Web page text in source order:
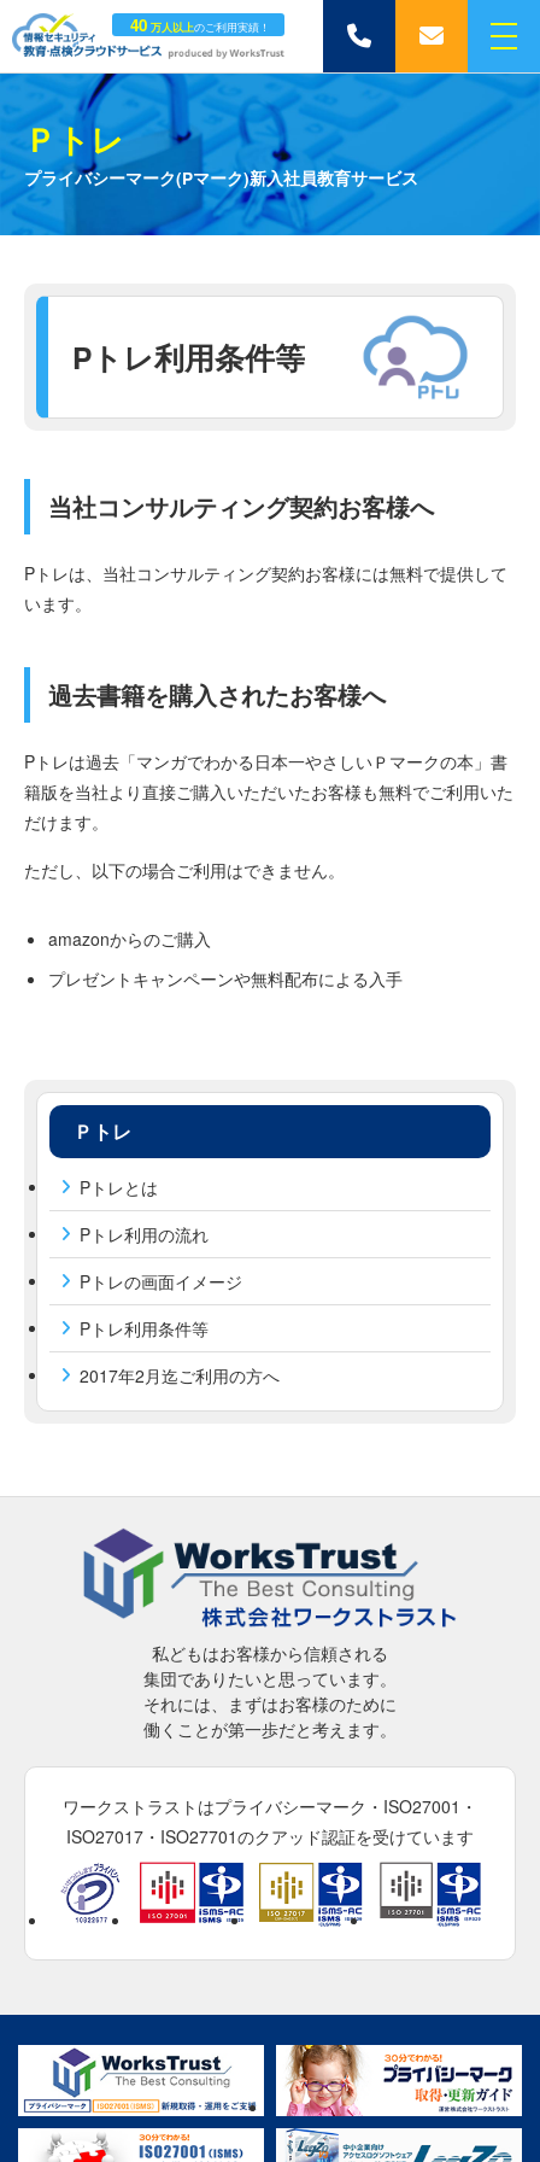
40 万人以上のご利用実績！
050-
5369-
0854
メ
ー
ル
こ
ち
メ
ニ
ュ
Ｐトレ
プライバシーマーク(Pマーク)新入社員教育サービス
Pトレ利用条件等
当社コンサルティング契約お客様へ
Pトレは、当社コンサルティング契約お客様には無料で提供して
います。
過去書籍を購入されたお客様へ
Pトレは過去「マンガでわかる日本一やさしいＰマークの本」書
籍版を当社より直接ご購入いただいたお客様も無料でご利用いた
だけます。
ただし、以下の場合ご利用はできません。
amazonからのご購入
プレゼントキャンペーンや無料配布による入手
Ｐトレ
Pトレとは
Pトレ利用の流れ
Pトレの画面イメージ
Pトレ利用条件等
2017年2月迄ご利用の方へ
私どもはお客様から信頼される
集団でありたいと思っています。
それには、まずはお客様のために
働くことが第一歩だと考えます。
ワークストラストはプライバシーマーク・ISO27001・
ISO27017・ISO27701のクアッド認証を受けています